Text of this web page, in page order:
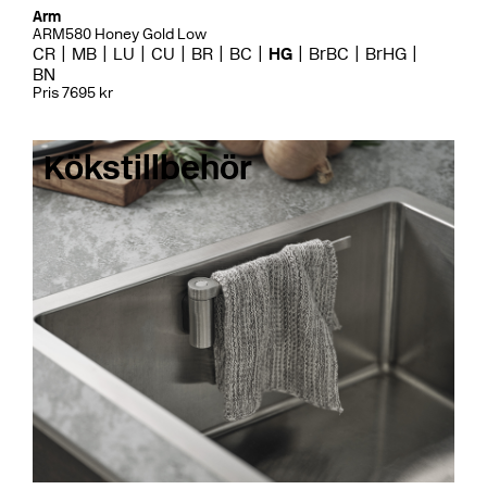
Arm
ARM580 Honey Gold Low
CR MB LU CU BR BC HG BrBC
BrHG
BN
Pris 7695 kr
Kökstillbehör